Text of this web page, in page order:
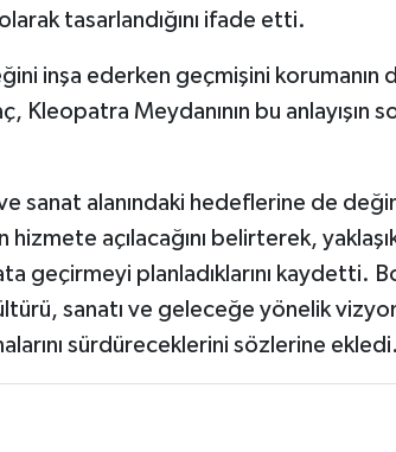
tasarlandığını ifade etti.
inşa ederken geçmişini korumanın
Kleopatra Meydanının bu anlayışın
sanat alanındaki hedeflerine de
hizmete açılacağını belirterek,
geçirmeyi planladıklarını kaydetti.
sanatı ve geleceğe yönelik
sürdüreceklerini sözlerine ekledi.